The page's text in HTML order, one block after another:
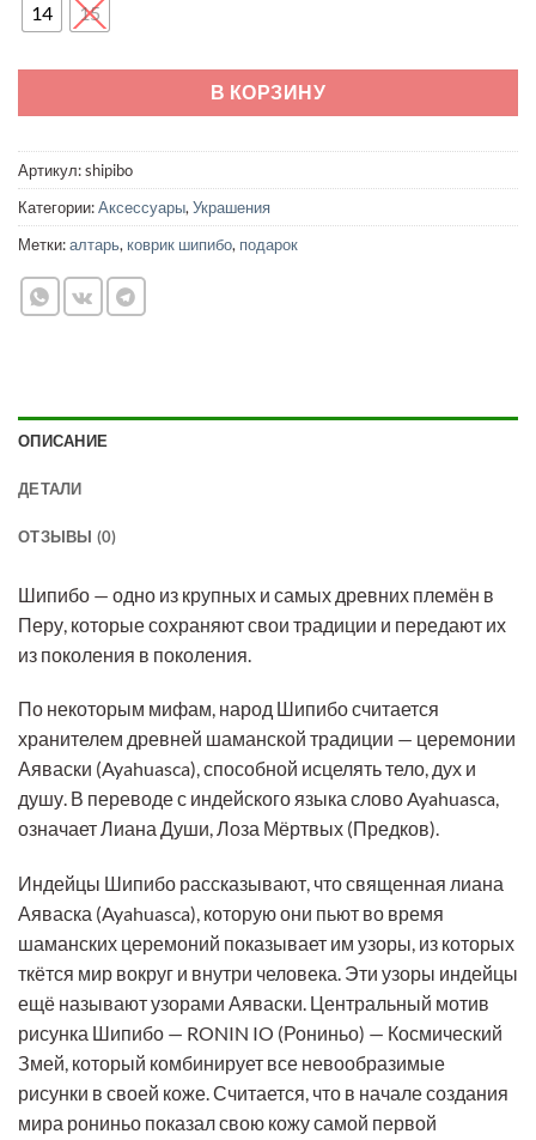
14
15
В КОРЗИНУ
Артикул:shipibo
Категории:Аксессуары, Украшения
Метки:алтарь, коврик шипибо, подарок
ОПИСАНИЕ
ДЕТАЛИ
ОТЗЫВЫ (0)
Шипибо — одно из крупных и самых древних племён в
Перу, которые сохраняют свои традиции и передают их
из поколения в поколения.
По некоторым мифам, народ Шипибо считается
хранителем древней шаманской традиции — церемонии
Аяваски (Ayahuasca), способной исцелять тело, дух и
душу. В переводе с индейского языка слово Ayahuasca,
означает Лиана Души, Лоза Мёртвых (Предков).
Индейцы Шипибо рассказывают, что священная лиана
Аяваска (Ayahuasca), которую они пьют во время
шаманских церемоний показывает им узоры, из которых
ткётся мир вокруг и внутри человека. Эти узоры индейцы
ещё называют узорами Аяваски. Центральный мотив
рисунка Шипибо — RONIN IO (Рониньо) — Космический
Змей, который комбинирует все невообразимые
рисунки в своей коже. Считается, что в начале создания
мира рониньо показал свою кожу самой первой